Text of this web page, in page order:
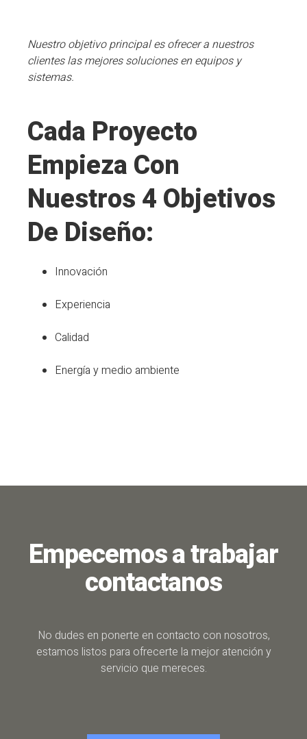
Nuestro objetivoprincipal esofrecera nuestros
clienteslasmejores soluciones en equiposy
sistemas.
Cada Proyecto
Empieza Con
Nuestros 4 Objetivos
De Diseño:
Innovación
Experiencia
Calidad
Energía y medio ambiente
Empecemos a trabajar
contactanos
No dudes en ponerte en contacto con nosotros,
estamos listos para ofrecerte la mejor atención y
servicio que mereces.